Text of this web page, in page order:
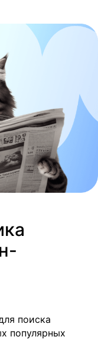
поиска
популярных